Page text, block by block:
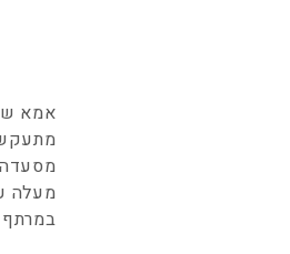
אמא
מעלה